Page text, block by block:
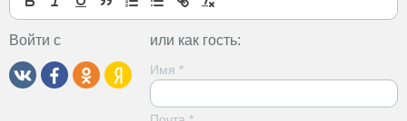
Войти с или как гость:
Имя *